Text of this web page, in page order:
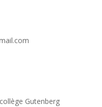
Gutenberg